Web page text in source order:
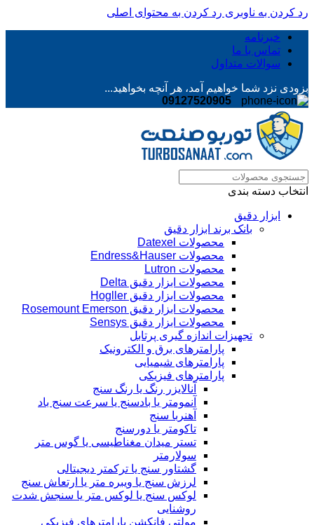
رد کردن به ناوبری رد کردن به محتوای اصلی
خبرنامه
تماس با ما
سوالات متداول
بزودی نزد شما خواهیم آمد، هر آنچه بخواهید...
09127520905
انتخاب دسته بندی
ابزار دقیق
بانک برند ابزار دقیق
محصولات Datexel
محصولات Endress&Hauser
محصولات Lutron
محصولات ابزار دقیق Delta
محصولات ابزار دقیق Hogller
محصولات ابزار دقیق Rosemount Emerson
محصولات ابزار دقیق Sensys
تجهیزات اندازه گیری پرتابل
پارامترهای برق و الکترونیک
پارامترهای شیمیایی
پارامترهای فیزیکی
آنالایزر رنگ یا رنگ سنج
آنمومتر یا بادسنج یا سرعت سنج باد
آهنربا سنج
تاکومتر یا دورسنج
تستر میدان مغناطیسی یا گوس متر
سولارمتر
گشتاور سنج یا ترکمتر دیجیتالی
لرزش سنج یا ویبره متر یا ارتعاش سنج
لوکس سنج یا لوکس متر یا سنجش شدت
روشنایی
مولتی فانکشن پارامترهای فیزیکی